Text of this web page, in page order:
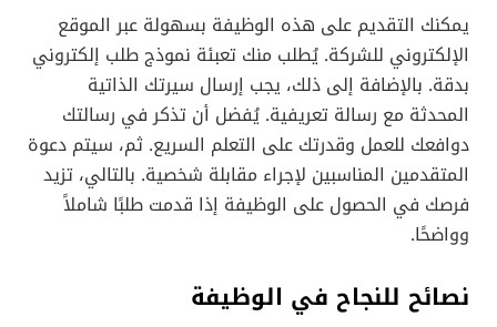
يمكنك التقديم على هذه الوظيفة بسهولة عبر الموقع
الإلكتروني للشركة. يُطلب منك تعبئة نموذج طلب إلكتروني
بدقة. بالإضافة إلى ذلك، يجب إرسال سيرتك الذاتية
المحدثة مع رسالة تعريفية. يُفضل أن تذكر في رسالتك
دوافعك للعمل وقدرتك على التعلم السريع. ثم، سيتم دعوة
المتقدمين المناسبين لإجراء مقابلة شخصية. بالتالي، تزيد
فرصك في الحصول على الوظيفة إذا قدمت طلبًا شاملاً
وواضحًا.
نصائح للنجاح في الوظيفة